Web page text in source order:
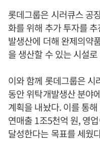
롯데그룹은 시러큐스 공
화를 위해 추가 투자를
발생산에 더해 완제의약
을 생산할 수 있는 시설
이와 함께 롯데그룹은
동안 위탁개발생산 분야
계획을 내놨다. 이를 통
연매출 1조5천억 원, 영
달성한다는 목표를 세웠